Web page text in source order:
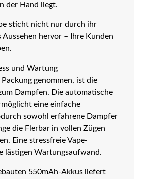
der Hand liegt.
sticht nicht nur durch ihr
Aussehen hervor – Ihre Kunden
und Wartung
Packung genommen, ist die
Dampfen. Die automatische
eine einfache
sowohl erfahrene Dampfer
die Flerbar in vollen Zügen
Eine stressfreie Vape-
lästigen Wartungsaufwand.
550mAh-Akkus liefert